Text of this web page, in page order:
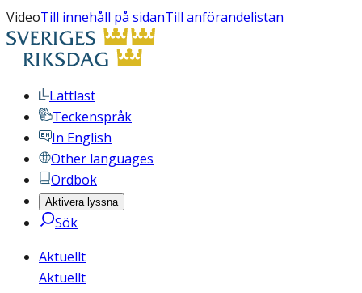
VideoTill innehåll på sidanTill anförandelistan
Lättläst
Teckenspråk
In English
Other languages
Ordbok
Aktivera lyssna
Sök
Aktuellt
Aktuellt